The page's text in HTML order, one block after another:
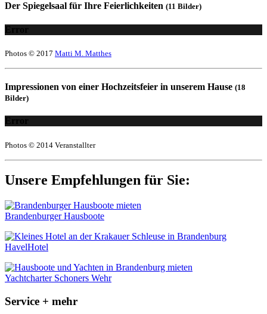
Der Spiegelsaal für Ihre Feierlichkeiten (11 Bilder)
Error
Photos © 2017 Matti M. Matthes
Impressionen von einer Hochzeitsfeier in unserem Hause (18
Bilder)
Error
Photos © 2014 Veranstallter
Unsere Empfehlungen für Sie:
Brandenburger Hausboote
HavelHotel
Yachtcharter Schoners Wehr
Service + mehr